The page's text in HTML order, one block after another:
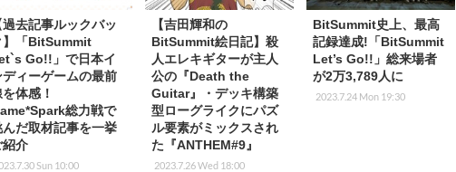
過去記事ルックバッ
】「BitSummit
Go!!」で日本イ
ディーゲームの最前
体感！
総力戦で
んだ取材記事を一挙
紹介
Sun 10:00
【吉田輝和の
BitSummit絵日記】殺
人エレキギターが主人
公の『Death the
Guitar』・デッキ構築
型ローグライクにパズ
ル要素がミックスされ
た『ANTHEM#9』
2023.7.26 Wed 18:00
BitSummit史上、最高
記録達成!「BitSummit
Let’s Go!!」総来場者
が2万3,789人に
2023.7.24 Mon 19:30